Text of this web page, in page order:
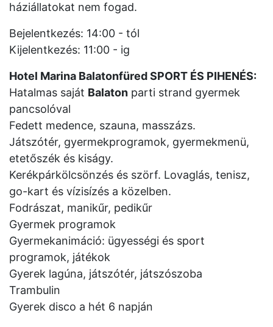
háziállatokat nem fogad.
Bejelentkezés: 14:00 - tól
Kijelentkezés: 11:00 - ig
Hotel Marina Balatonfüred SPORT ÉS PIHENÉS:
Hatalmas saját Balaton parti strand gyermek
pancsolóval
Fedett medence, szauna, masszázs.
Játszótér, gyermekprogramok, gyermekmenü,
etetőszék és kiságy.
Kerékpárkölcsönzés és szörf. Lovaglás, tenisz,
go-kart és vízisízés a közelben.
Fodrászat, manikűr, pedikűr
Gyermek programok
Gyermekanimáció: ügyességi és sport
programok, játékok
Gyerek lagúna, játszótér, játszószoba
Trambulin
Gyerek disco a hét 6 napján